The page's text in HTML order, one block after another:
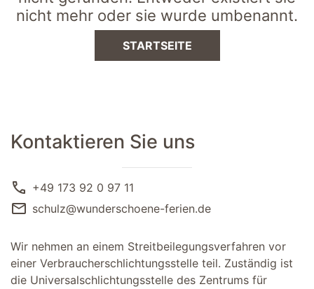
nicht mehr oder sie wurde umbenannt.
STARTSEITE
Kontaktieren Sie uns
call +49 173 92 0 97 11
mail schulz@wunderschoene-ferien.de
Wir nehmen an einem Streitbeilegungsverfahren vor
einer Verbraucherschlichtungsstelle teil. Zuständig ist
die Universalschlichtungsstelle des Zentrums für